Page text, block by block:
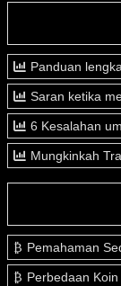
Panduan
Saran ketika
6 Kesalahan
Mungkinkah
Pemahaman
Perbedaan